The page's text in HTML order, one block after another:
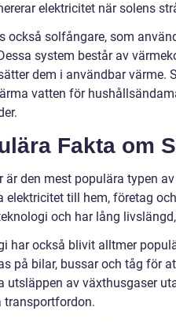
elektricitet när solens
också solfångare, som
system består av
dem i användbar värme.
vatten för
Fakta om
är den mest populära typen
elektricitet till hem, företag
och har lång
har också blivit alltmer
på bilar, bussar och tåg för
utsläppen av växthusgaser
transportfordon.